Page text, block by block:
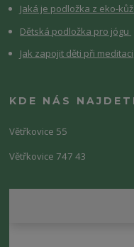
Jaká je podložka z eko-
Dětská podložka pro jógu
Jak zapojit děti při meditaci
KDE NÁS
Větřkovice 55
Větřkovice 747 43